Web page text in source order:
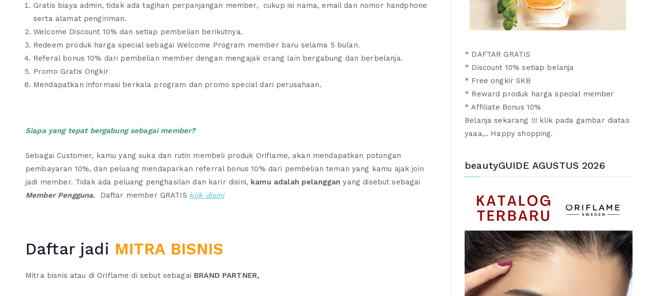
Gratis biaya admin, tidak ada tagihan perpanjangan member, cukup isi nama, email dan nomor handphone
serta alamat pengiriman.
Welcome Discount 10% dan setiap pembelian berikutnya.
Redeem produk harga special sebagai Welcome Program member baru selama 5 bulan.
Referal bonus 10% dari pembelian member dengan mengajak orang lain bergabung dan berbelanja.
Promo Gratis Ongkir
Mendapatkan informasi berkala program dan promo special dari perusahaan.
Siapa yang tepat bergabung sebagai member?
Sebagai Customer, kamu yang suka dan rutin membeli produk Oriflame, akan mendapatkan potongan
pembayaran 10%, dan peluang mendaparkan referral bonus 10% dari pembelian teman yang kamu ajak join
jadi member. Tidak ada peluang penghasilan dan karir disini, kamu adalah pelanggan yang disebut sebagai
Member Pengguna. Daftar member GRATIS klik disini
Daftar jadi MITRA BISNIS
Mitra bisnis atau di Oriflame di sebut sebagai BRAND PARTNER,
* DAFTAR GRATIS
* Discount 10% setiap belanja
* Free ongkir SKB
* Reward produk harga special member
* Affiliate Bonus 10%
Belanja sekarang !!! klik pada gambar diatas
yaaa,.. Happy shopping.
beautyGUIDE AGUSTUS 2026